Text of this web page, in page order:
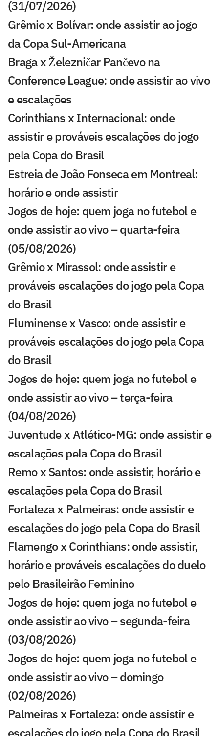
(31/07/2026)
Grêmio x Bolívar: onde assistir ao jogo
da Copa Sul-Americana
Braga x Železničar Pančevo na
Conference League: onde assistir ao vivo
e escalações
Corinthians x Internacional: onde
assistir e prováveis escalações do jogo
pela Copa do Brasil
Estreia de João Fonseca em Montreal:
horário e onde assistir
Jogos de hoje: quem joga no futebol e
onde assistir ao vivo – quarta-feira
(05/08/2026)
Grêmio x Mirassol: onde assistir e
prováveis escalações do jogo pela Copa
do Brasil
Fluminense x Vasco: onde assistir e
prováveis escalações do jogo pela Copa
do Brasil
Jogos de hoje: quem joga no futebol e
onde assistir ao vivo – terça-feira
(04/08/2026)
Juventude x Atlético-MG: onde assistir e
escalações pela Copa do Brasil
Remo x Santos: onde assistir, horário e
escalações pela Copa do Brasil
Fortaleza x Palmeiras: onde assistir e
escalações do jogo pela Copa do Brasil
Flamengo x Corinthians: onde assistir,
horário e prováveis escalações do duelo
pelo Brasileirão Feminino
Jogos de hoje: quem joga no futebol e
onde assistir ao vivo – segunda-feira
(03/08/2026)
Jogos de hoje: quem joga no futebol e
onde assistir ao vivo – domingo
(02/08/2026)
Palmeiras x Fortaleza: onde assistir e
escalações do jogo pela Copa do Brasil